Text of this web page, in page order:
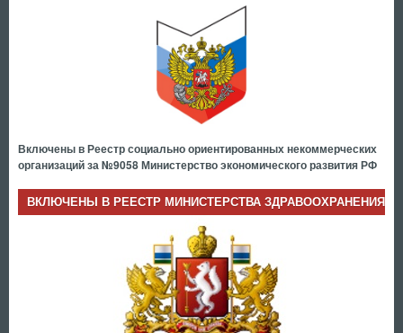
Включены в Реестр социально ориентированных некоммерческих
организаций за №9058 Министерство экономического развития РФ
ВКЛЮЧЕНЫ В РЕЕСТР МИНИСТЕРСТВА ЗДРАВООХРАНЕНИЯ